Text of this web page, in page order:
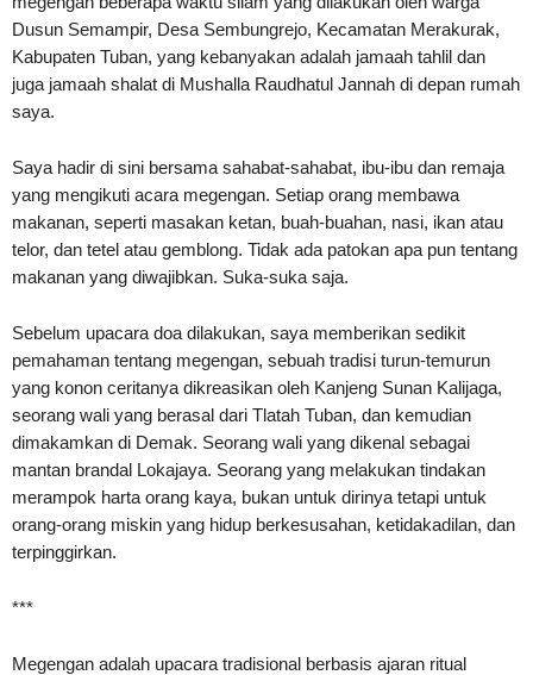
Dusun Semampir, Desa Sembungrejo, Kecamatan Merakurak,
Kabupaten Tuban, yang kebanyakan adalah jamaah tahlil dan
juga jamaah shalat di Mushalla Raudhatul Jannah di depan rumah
saya.
Saya hadir di sini bersama sahabat-sahabat, ibu-ibu dan remaja
yang mengikuti acara megengan. Setiap orang membawa
makanan, seperti masakan ketan, buah-buahan, nasi, ikan atau
telor, dan tetel atau gemblong. Tidak ada patokan apa pun tentang
makanan yang diwajibkan. Suka-suka saja.
Sebelum upacara doa dilakukan, saya memberikan sedikit
pemahaman tentang megengan, sebuah tradisi turun-temurun
yang konon ceritanya dikreasikan oleh Kanjeng Sunan Kalijaga,
seorang wali yang berasal dari Tlatah Tuban, dan kemudian
dimakamkan di Demak. Seorang wali yang dikenal sebagai
mantan brandal Lokajaya. Seorang yang melakukan tindakan
merampok harta orang kaya, bukan untuk dirinya tetapi untuk
orang-orang miskin yang hidup berkesusahan, ketidakadilan, dan
terpinggirkan.
***
Megengan adalah upacara tradisional berbasis ajaran ritual